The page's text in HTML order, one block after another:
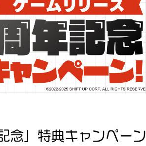
念」特典キャンペーン